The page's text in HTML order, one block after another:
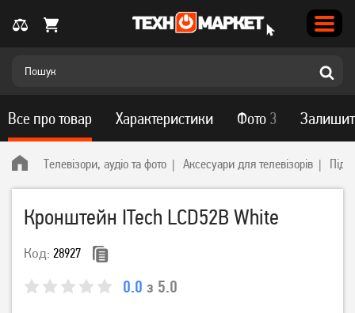
Телевізори, аудіо та фото Аксесуари для телевізорів
Кронштейн ITech LCD52B White
Код: 28927
0.0 з 5.0
Все про товар Характеристики Фото 3